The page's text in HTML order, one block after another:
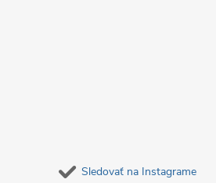
Sledovať na Instagrame